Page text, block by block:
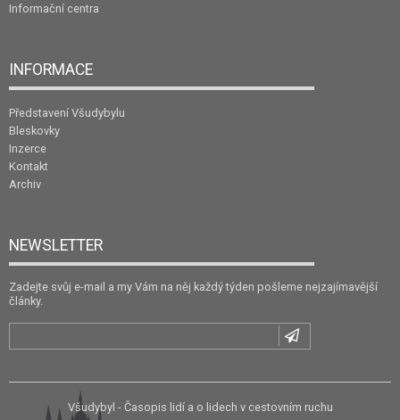
Informační centra
INFORMACE
Představení Všudybylu
Bleskovky
Inzerce
Kontakt
Archiv
NEWSLETTER
Zadejte svůj e-mail a my Vám na něj každý týden pošleme nejzajímavější
články.
Všudybyl - Časopis lidí a o lidech v cestovním ruchu